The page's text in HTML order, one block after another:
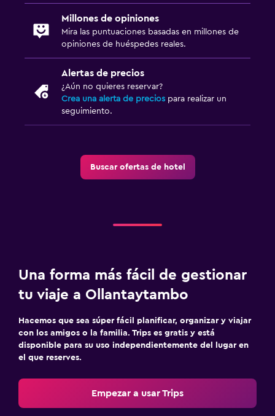
Millones de opiniones
Mira las puntuaciones basadas en millones de
opiniones de huéspedes reales.
Alertas de precios
¿Aún no quieres reservar?
Crea una alerta de precios para realizar un
seguimiento.
Buscar ofertas de hotel
Una forma más fácil de gestionar
tu viaje a Ollantaytambo
Hacemos que sea súper fácil planificar, organizar y viajar
con los amigos o la familia. Trips es gratis y está
disponible para su uso independientemente del lugar en
el que reserves.
Empezar a usar Trips